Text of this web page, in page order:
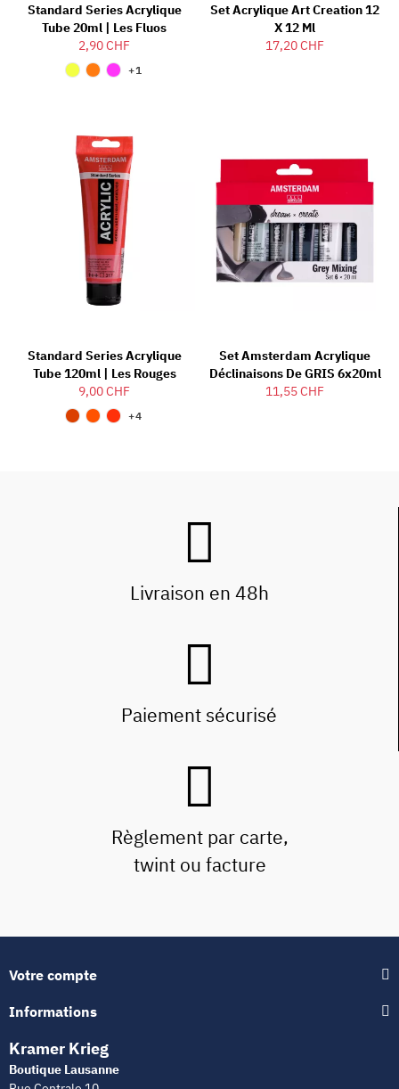
Standard Series Acrylique
Tube 20ml | Les Fluos
2,90 CHF
+1
Set Acrylique Art Creation 12
X 12 Ml
17,20 CHF
Standard Series Acrylique
Tube 120ml | Les Rouges
9,00 CHF
+4
Set Amsterdam Acrylique
Déclinaisons De GRIS 6x20ml
11,55 CHF
Livraison en 48h
Paiement sécurisé
Règlement par carte,
twint ou facture
Votre compte
Informations
Kramer Krieg
Boutique Lausanne